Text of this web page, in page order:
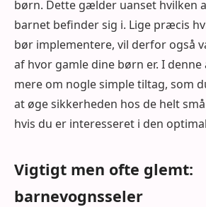
børn. Dette gælder uanset hvilken
barnet befinder sig i. Lige præcis
bør implementere, vil derfor også
af hvor gamle dine børn er. I
mere om nogle simple tiltag, som
at øge sikkerheden hos de helt
hvis du er interesseret i den
Vigtigt men ofte glemt:
barnevognsseler